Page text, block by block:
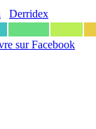
Derridex
sur Facebook